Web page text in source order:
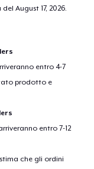
delAugust 17, 2026
entro 4-7
prodotto e
entro 7-12
stima che gli ordini